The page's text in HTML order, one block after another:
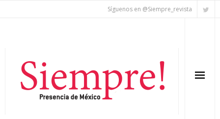
Síguenos en @Siempre_revista